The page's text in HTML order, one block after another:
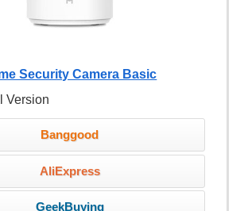
Security Camera Basic
Version
Banggood
AliExpress
GeekBuying